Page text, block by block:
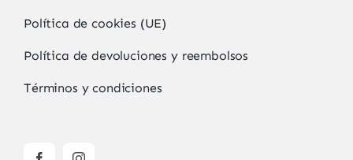
Política de cookies (UE)
Política de devoluciones y reembolsos
Términos y condiciones